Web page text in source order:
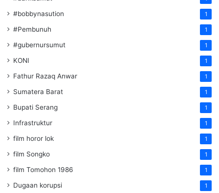
#bobbynasution 1
#Pembunuh 1
#gubernursumut 1
KONI 1
Fathur Razaq Anwar 1
Sumatera Barat 1
Bupati Serang 1
Infrastruktur 1
film horor lok 1
film Songko 1
film Tomohon 1986 1
Dugaan korupsi 1